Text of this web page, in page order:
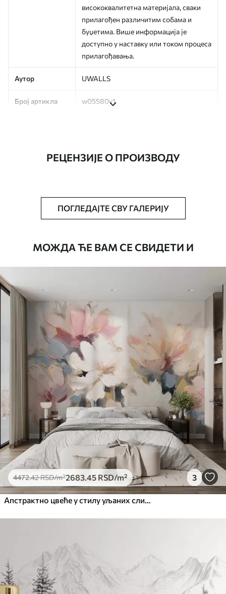
висококвалитетна материјала, сваки
прилагођен различитим собама и
буџетима. Више информација је
доступно у наставку или током процеса
прилагођавања.
Аутор UWALLS
Број артикла w05580v1
Тапета се може нежно очистити меким
сунђером. Позадине са завршном
водом.
Доступни материјали
Стандард
.42 2683 .45RSD/m²
Премиум
5525.00 3315 .00RSD /m²
Премиум
.333800.00RSD/m²
Peel and Stick
8166.674900.00RSD/m²
РЕЦЕНЗИЈЕ О ПРОИЗВОДУ
ПОГЛЕДАЈТЕ СВУ ГАЛЕРИЈУ
МОЖДА ЋЕ ВАМ СЕ СВИДЕТИ И
4472.42RSD/m²2683 .45 RSD/m² 3